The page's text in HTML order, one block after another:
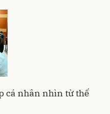
cá nhân nhìn từ thế